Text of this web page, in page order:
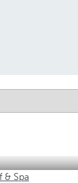
& Spa